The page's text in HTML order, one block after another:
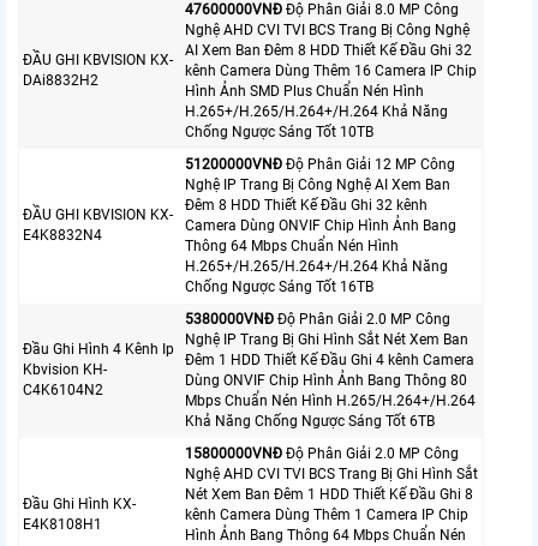
ĐẦU GHI KBVISION KX-
DAi8832H2
47600000VNÐ Độ Phân Giải 8.0 MP Công
Nghệ AHD CVI TVI BCS Trang Bị Công Nghệ
AI Xem Ban Đêm 8 HDD Thiết Kế Đầu Ghi 32
kênh Camera Dùng Thêm 16 Camera IP Chip
Hình Ảnh SMD Plus Chuẩn Nén Hình
H.265+/H.265/H.264+/H.264 Khả Năng
Chống Ngược Sáng Tốt 10TB
ĐẦU GHI KBVISION KX-
E4K8832N4
51200000VNÐ Độ Phân Giải 12 MP Công
Nghệ IP Trang Bị Công Nghệ AI Xem Ban
Đêm 8 HDD Thiết Kế Đầu Ghi 32 kênh
Camera Dùng ONVIF Chip Hình Ảnh Bang
Thông 64 Mbps Chuẩn Nén Hình
H.265+/H.265/H.264+/H.264 Khả Năng
Chống Ngược Sáng Tốt 16TB
Đầu Ghi Hình 4 Kênh Ip
Kbvision KH-
C4K6104N2
5380000VNÐ Độ Phân Giải 2.0 MP Công
Nghệ IP Trang Bị Ghi Hình Sắt Nét Xem Ban
Đêm 1 HDD Thiết Kế Đầu Ghi 4 kênh Camera
Dùng ONVIF Chip Hình Ảnh Bang Thông 80
Mbps Chuẩn Nén Hình H.265/H.264+/H.264
Khả Năng Chống Ngược Sáng Tốt 6TB
Đầu Ghi Hình KX-
E4K8108H1
15800000VNÐ Độ Phân Giải 2.0 MP Công
Nghệ AHD CVI TVI BCS Trang Bị Ghi Hình Sắt
Nét Xem Ban Đêm 1 HDD Thiết Kế Đầu Ghi 8
kênh Camera Dùng Thêm 1 Camera IP Chip
Hình Ảnh Bang Thông 64 Mbps Chuẩn Nén